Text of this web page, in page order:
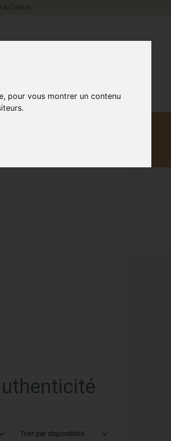
pour vous montrer un contenu
& Collect
corps à base d’ingrédients